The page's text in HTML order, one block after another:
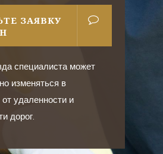
ЗАЯВКУ
специалиста может
изменяться в
удаленности и
дорог.